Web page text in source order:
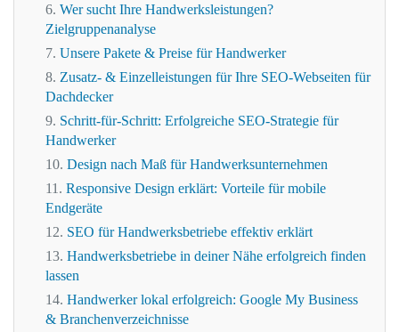
Wer sucht Ihre Handwerksleistungen?
Zielgruppenanalyse
Unsere Pakete & Preise für Handwerker
Zusatz- & Einzelleistungen für Ihre SEO-Webseiten für
Dachdecker
Schritt-für-Schritt: Erfolgreiche SEO-Strategie für
Handwerker
Design nach Maß für Handwerksunternehmen
Responsive Design erklärt: Vorteile für mobile
Endgeräte
SEO für Handwerksbetriebe effektiv erklärt
Handwerksbetriebe in deiner Nähe erfolgreich finden
lassen
Handwerker lokal erfolgreich: Google My Business
& Branchenverzeichnisse